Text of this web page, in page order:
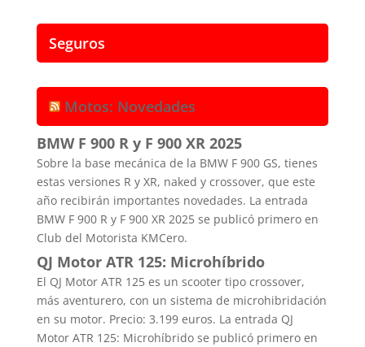
Seguros
Motos: Novedades
BMW F 900 R y F 900 XR 2025
Sobre la base mecánica de la BMW F 900 GS, tienes
estas versiones R y XR, naked y crossover, que este
año recibirán importantes novedades. La entrada
BMW F 900 R y F 900 XR 2025 se publicó primero en
Club del Motorista KMCero.
QJ Motor ATR 125: Microhíbrido
El QJ Motor ATR 125 es un scooter tipo crossover,
más aventurero, con un sistema de microhibridación
en su motor. Precio: 3.199 euros. La entrada QJ
Motor ATR 125: Microhíbrido se publicó primero en